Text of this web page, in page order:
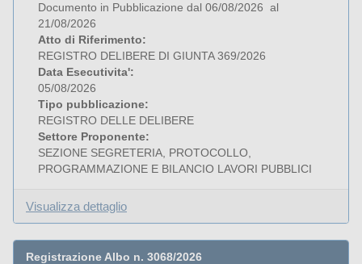
Documento in Pubblicazione dal 06/08/2026 al
21/08/2026
Atto di Riferimento:
REGISTRO DELIBERE DI GIUNTA 369/2026
Data Esecutivita':
05/08/2026
Tipo pubblicazione:
REGISTRO DELLE DELIBERE
Settore Proponente:
SEZIONE SEGRETERIA, PROTOCOLLO,
PROGRAMMAZIONE E BILANCIO LAVORI PUBBLICI
Visualizza dettaglio
Registrazione Albo n. 3068/2026